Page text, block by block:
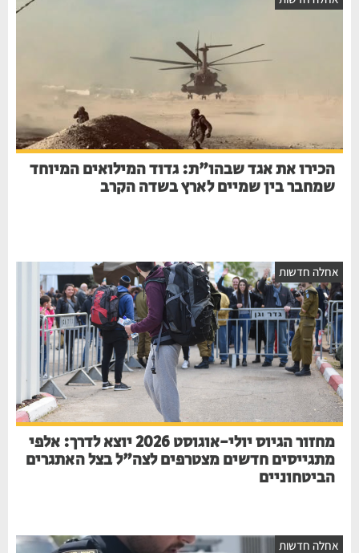
הכירו את אגד שבהו"ת: גדוד המילואים המיוחד
שמחבר בין שמיים לארץ בשדה הקרב
אחלה חדשות
מחזור הגיוס יולי-אוגוסט 2026 יוצא לדרך: אלפי
מתגייסים חדשים מצטרפים לצה"ל בצל האתגרים
הביטחוניים
אחלה חדשות